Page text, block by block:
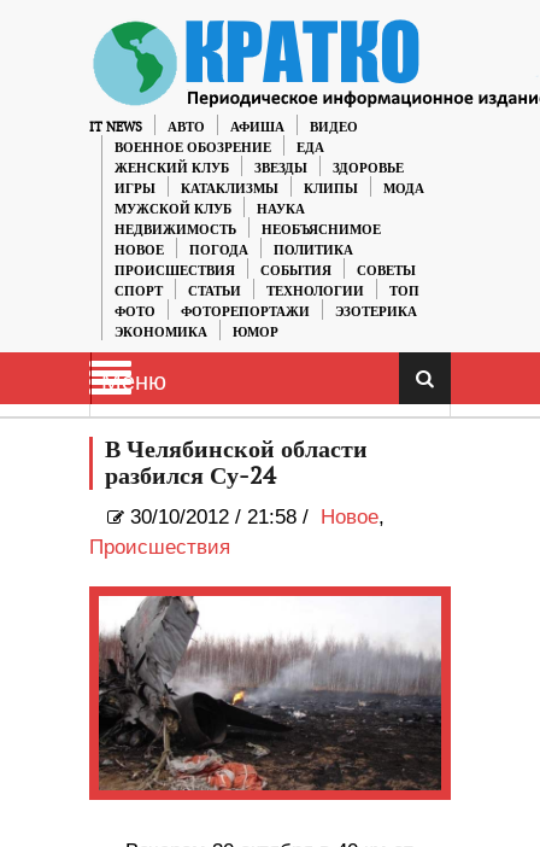
IT NEWS АВТО АФИША
ВИДЕО
ВОЕННОЕ ОБОЗРЕНИЕ
ЕДА
ЖЕНСКИЙ КЛУБ
ЗВЕЗДЫ
ЗДОРОВЬЕ
ИГРЫ
КАТАКЛИЗМЫ КЛИПЫ
МОДА
МУЖСКОЙ КЛУБ
НАУКА
НЕДВИЖИМОСТЬ
НЕОБЪЯСНИМОЕ
НОВОЕ
ПОГОДА
ПОЛИТИКА
ПРОИСШЕСТВИЯ
СОБЫТИЯ
СОВЕТЫ
СПОРТ
СТАТЬИ ТЕХНОЛОГИИ
ТОП
ФОТО
ФОТОРЕПОРТАЖИ
ЭЗОТЕРИКА
ЭКОНОМИКА
ЮМОР
Меню
В Челябинской области
разбился Су-24
30/10/2012 / 21:58 / Новое,
Происшествия